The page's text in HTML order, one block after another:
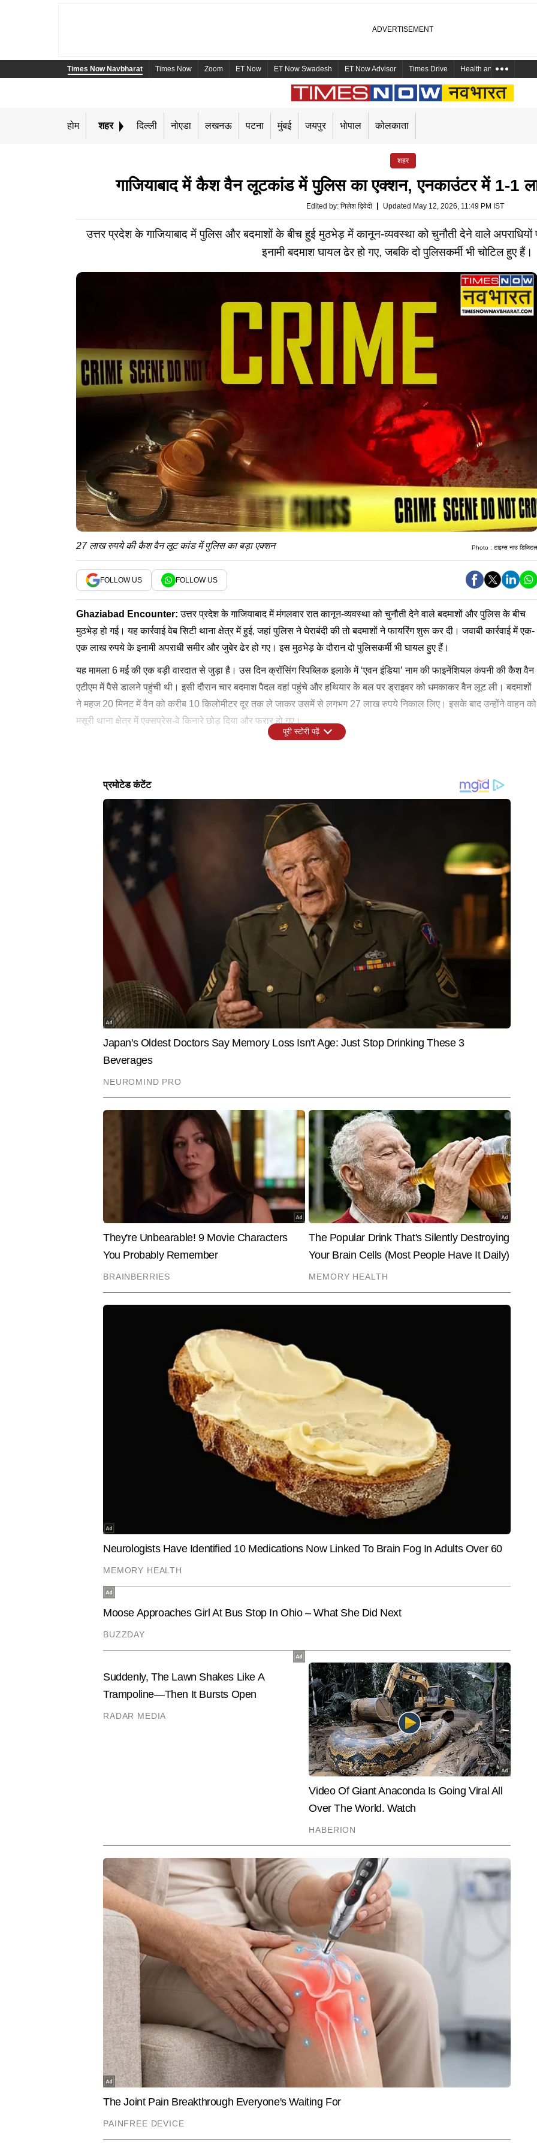
Times Now Navbharat Times Now Zoom ET Now ET Now Swadesh ET Now Advisor Times Drive Health and Me
होम शहर दिल्ली नोएडा लखनऊ पटना मुंबई जयपुर भोपाल कोलकाता
शहर
गाजियाबाद में कैश वैन लूटकांड में पुलिस का एक्शन, एनकाउंटर में 1-1
Edited by: निलेश द्विवेदी Updated May 12, 2026, 11:49 PM IST
उत्तर प्रदेश के गाजियाबाद में पुलिस और बदमाशों के बीच हुई मुठभेड़ में कानून-व्यवस्था को चुनौती देने वाले अपराधियों
इनामी बदमाश घायल ढेर हो गए, जबकि दो पुलिसकर्मी भी चोटिल हुए हैं।
27 लाख रुपये की कैश वैन लूट कांड में पुलिस का बड़ा एक्शन Photo : टाइम्स नाउ डिजिटल
FOLLOW US FOLLOW US
Ghaziabad Encounter: उत्तर प्रदेश के गाजियाबाद में मंगलवार रात कानून-व्यवस्था को चुनौती देने वाले बदमाशों और पुलिस के बीच
मुठभेड़ हो गई। यह कार्रवाई वेब सिटी थाना क्षेत्र में हुई, जहां पुलिस ने घेराबंदी की तो बदमाशों ने फायरिंग शुरू कर दी। जवाबी कार्रवाई में एक-
एक लाख रुपये के इनामी अपराधी समीर और जुबेर ढेर हो गए। इस मुठभेड़ के दौरान दो पुलिसकर्मी भी घायल हुए हैं।
यह मामला 6 मई की एक बड़ी वारदात से जुड़ा है। उस दिन क्रॉसिंग रिपब्लिक इलाके में ‘एवन इंडिया’ नाम की फाइनेंशियल कंपनी की कैश वैन
एटीएम में पैसे डालने पहुंची थी। इसी दौरान चार बदमाश पैदल वहां पहुंचे और हथियार के बल पर ड्राइवर को धमकाकर वैन लूट ली। बदमाशों
ने महज 20 मिनट में वैन को करीब 10 किलोमीटर दूर तक ले जाकर उसमें से लगभग 27 लाख रुपये निकाल लिए। इसके बाद उन्होंने वाहन को
मसूरी थाना क्षेत्र में एक्सप्रेस-वे किनारे छोड़ दिया और फरार हो गए।
गौड ने फरार आरोपियों पर एक-एक लाख रुपये का इनाम घोषित किया था। साथ ही, पूरे मामले की जांच के लिए आठ विशेष टीमों का गठन
के दौरान फायरिंग शुरू कर दी। जवाबी कार्रवाई में पुलिस ने एक्शन लेते हुए समीर और जुबेर को मार गिराया। फिलहाल पुलिस इस पूरे मामले
की आगे की जांच कर रही है और लूटी गई रकम की बरामदगी तथा अन्य पहलुओं को लेकर जल्द बड़ा खुलासा करने की तैयारी में है।
लेटेस्ट न्यूज
Exclusive: अमृतसर ISI Terror
Module के आरोपियों से पूछताछ, हुआ
जंतर-मंतर कनेक्शन का खुलासा
VIDEO: नानी 75 की उम्र में अकेले भारत
गईं...बंटवारे का किस्सा सुनाते भावुक हुआ
पाकिस्तानी, सुनकर आपकी आंखें भी नम हो
जाएंगी
INDIA
जस्टिस वर्मा केस : FIR दर्ज कर जांच की
मांग वाली अर्जी खारिज, SC ने कहा- सस्ती
लोकप्रियता के लिए दायर हुई याचिका
पूर्व
निलेश द्विवेदी AUTHOR
निलेश द्विवेदी टाइम्स नाउ नवभारत डिजिटल की सिटी टीम में काम कर रहे हैं। वे शहरों से जुड़ी लोकल घटनाएं, क्राइम, राजनीति,
इंफ्रास्ट्रक्चर और राज्यवार अपडेट्स पर लगातार काम करते हैं। निलेश महत्वपूर्ण विवरणों को चुनने और पाठकों की रुचि के
हिसाब से कंटेंट को प्रभावी तरीके से पेश करने के लिए जाने जाते हैं। डिजिटल न्यूजरूम के रफ्तार भरे माहौल में वे हर खबर को
Hindi NewsCities
End of Article
पूरी स्टोरी पढ़ें